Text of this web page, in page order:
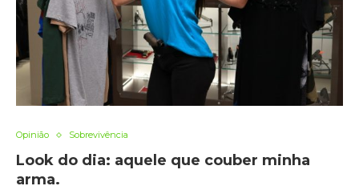
Opinião Sobrevivência
Look do dia: aquele que couber minha
arma.